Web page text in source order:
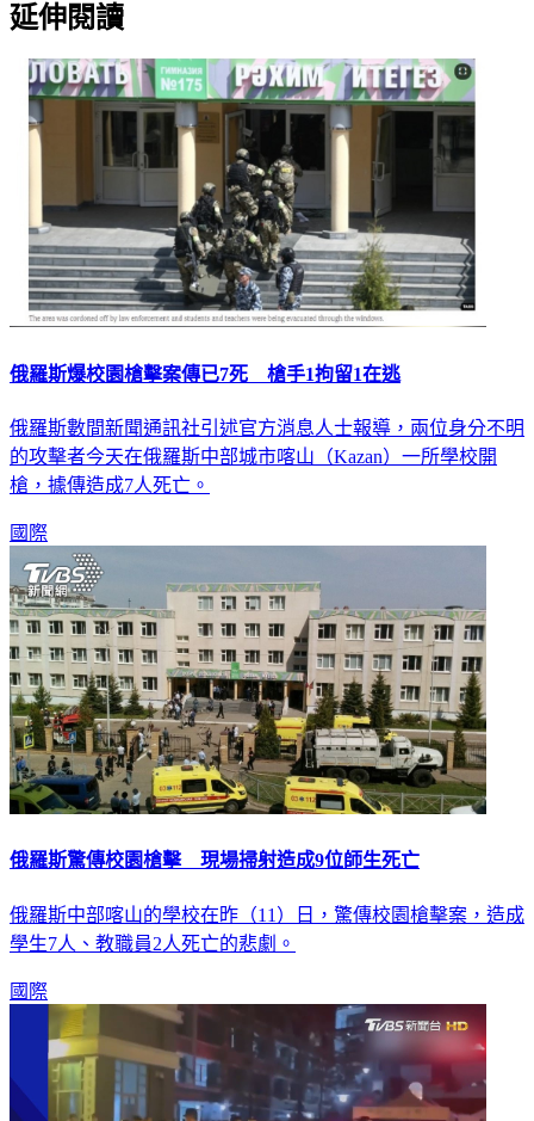
延伸閱讀
俄羅斯爆校園槍擊案傳已7死 槍手1拘留1在逃
俄羅斯數間新聞通訊社引述官方消息人士報導，兩位身分不明
的攻擊者今天在俄羅斯中部城市喀山（Kazan）一所學校開
槍，據傳造成7人死亡。
國際
俄羅斯驚傳校園槍擊 現場掃射造成9位師生死亡
俄羅斯中部喀山的學校在昨（11）日，驚傳校園槍擊案，造成
學生7人、教職員2人死亡的悲劇。
國際